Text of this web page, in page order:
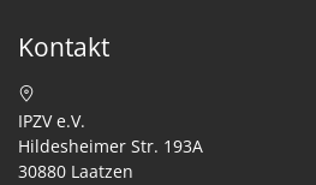
Kontakt
IPZV e.V.
Hildesheimer Str. 193A
30880 Laatzen